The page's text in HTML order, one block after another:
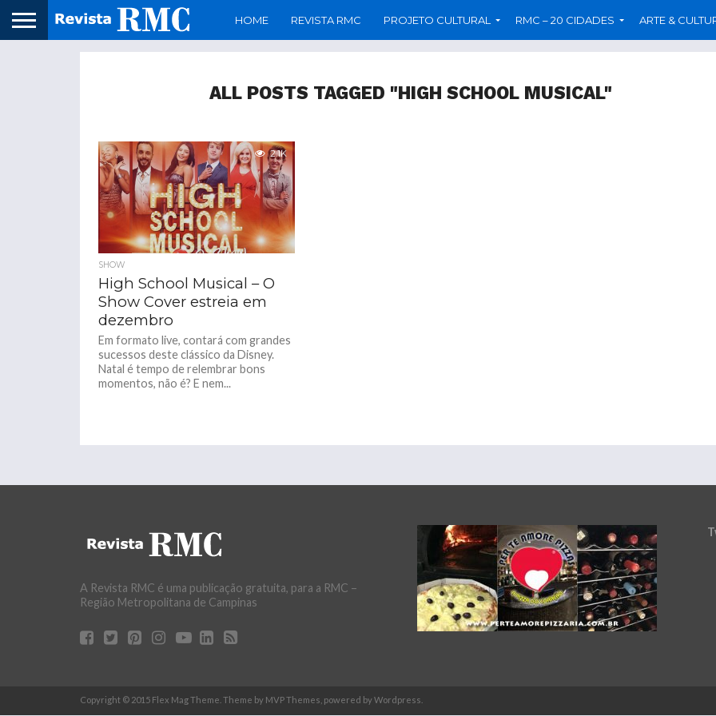
HOME REVISTA RMC PROJETO CULTURAL RMC – 20 CIDADES ARTE &
ALL POSTS TAGGED "HIGH SCHOOL MUSICAL"
2.1K
SHOW
High School Musical – O
Show Cover estreia em
dezembro
Em formato live, contará com grandes
sucessos deste clássico da Disney.
Natal é tempo de relembrar bons
momentos, não é? E nem...
A Revista RMC é uma publicação gratuita, para a RMC –
Região Metropolitana de Campinas
Copyright © 2015 Flex Mag Theme. Theme by MVP Themes, powered by Wordpress.